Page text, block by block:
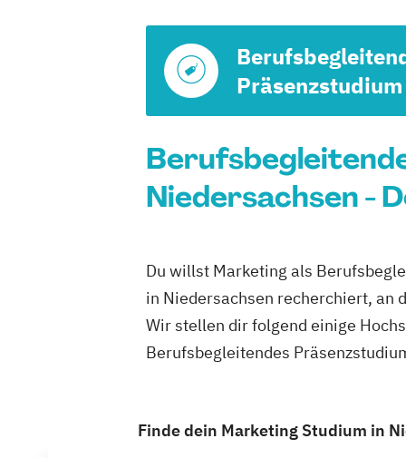
Präsenzstudium
Niedersachsen -
Du willst Marketing als
in Niedersachsen recherchiert, an
Wir stellen dir folgend einige
Berufsbegleitendes
Finde dein Marketing Studium in